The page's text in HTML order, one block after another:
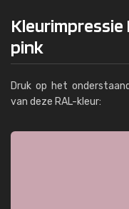
Kleurimpressie
pink
Druk op het
van deze RAL-kleur: